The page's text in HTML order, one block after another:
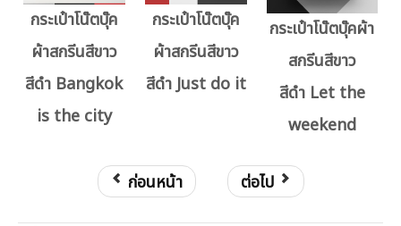
กระเป๋าโน๊ตบุ๊ค
ผ้าสกรีนสีขาว
สีดำ Bangkok
is the city
กระเป๋าโน๊ตบุ๊ค
ผ้าสกรีนสีขาว
สีดำ Just do it
กระเป๋าโน๊ตบุ๊คผ้า
สกรีนสีขาว
สีดำ Let the
weekend
ก่อนหน้า ต่อไป